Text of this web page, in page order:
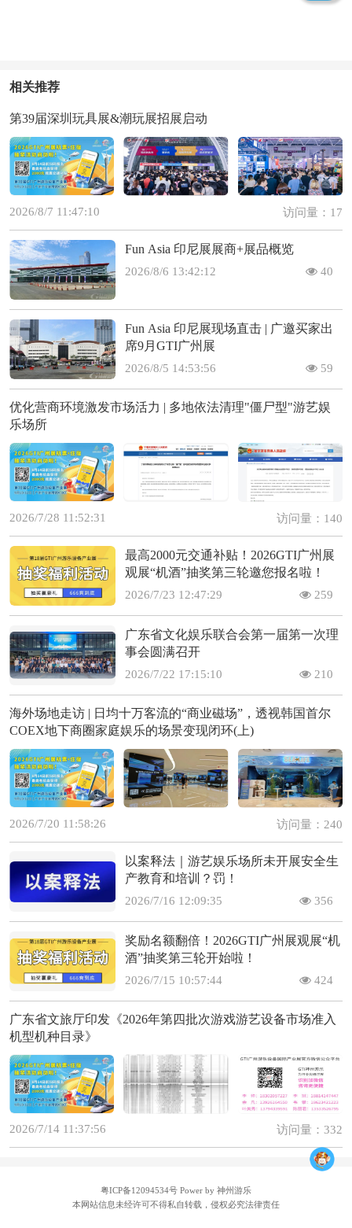
相关推荐
第39届深圳玩具展&潮玩展招展启动
2026/8/7 11:47:10 访问量：17
Fun Asia 印尼展展商+展品概览
2026/8/6 13:42:12 40
Fun Asia 印尼展现场直击 | 广邀买家出
席9月GTI广州展
2026/8/5 14:53:56 59
优化营商环境激发市场活力 | 多地依法清理"僵尸型"游艺娱
乐场所
2026/7/28 11:52:31 访问量：140
最高2000元交通补贴！2026GTI广州展
观展“机酒”抽奖第三轮邀您报名啦！
2026/7/23 12:47:29 259
广东省文化娱乐联合会第一届第一次理
事会圆满召开
2026/7/22 17:15:10 210
海外场地走访 | 日均十万客流的“商业磁场”，透视韩国首尔
COEX地下商圈家庭娱乐的场景变现闭环(上)
2026/7/20 11:58:26 访问量：240
以案释法｜游艺娱乐场所未开展安全生
产教育和培训？罚！
2026/7/16 12:09:35 356
奖励名额翻倍！2026GTI广州展观展“机
酒”抽奖第三轮开始啦！
2026/7/15 10:57:44 424
广东省文旅厅印发《2026年第四批次游戏游艺设备市场准入
机型机种目录》
2026/7/14 11:37:56 访问量：332
粤ICP备12094534号 Power by 神州游乐
本网站信息未经许可不得私自转载，侵权必究法律责任